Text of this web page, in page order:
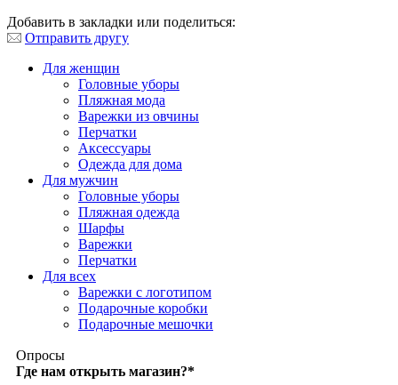
Добавить в закладки или поделиться:
Отправить другу
Для женщин
Головные уборы
Пляжная мода
Варежки из овчины
Перчатки
Аксессуары
Одежда для дома
Для мужчин
Головные уборы
Пляжная одежда
Шарфы
Варежки
Перчатки
Для всех
Варежки с логотипом
Подарочные коробки
Подарочные мешочки
Опросы
Где нам открыть магазин?*